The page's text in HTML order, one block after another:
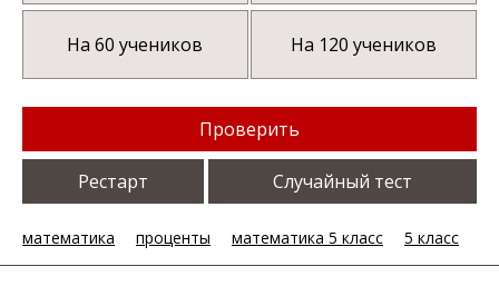
На 60 учеников На 120 учеников
Проверить
Рестарт Случайный тест
математика проценты математика 5 класс 5 класс